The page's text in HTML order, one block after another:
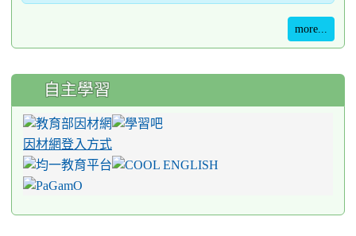
more...
自主學習
因材網登入方式